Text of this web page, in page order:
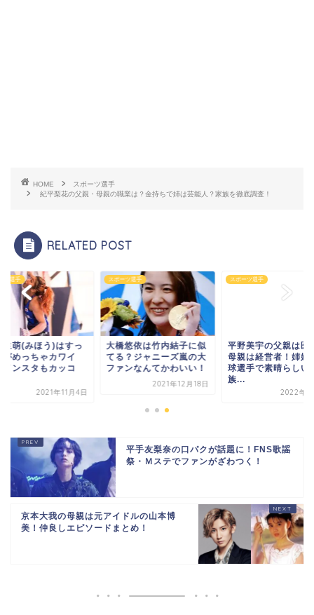
HOME
スポーツ選手
紀平梨花の父親・母親の職業は？金持ちで姉は芸能人？家族を徹底調査！
RELATED POST
ツ選手
生萌(みほう)はすっ
がめっちゃカワイ
インスタもカッコ
2021年11月4日
スポーツ選手
大橋悠依は竹内結子に似
てる？ジャニーズ嵐の大
ファンなんてかわいい！
2021年12月18日
スポーツ選手
平野美宇の父親は医
母親は経営者！姉妹
球選手で素晴らしい
族...
2022年1
平手友梨奈の口パクが話題に！FNS歌謡
祭・Ｍステでファンがざわつく！
京本大我の母親は元アイドルの山本博
美！仲良しエピソードまとめ！